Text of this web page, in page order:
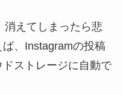
消えてしまったら悲
、Instagramの投稿
ストレージに自動で